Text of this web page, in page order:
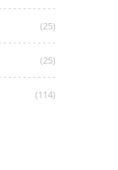
(25)
(25)
(114)